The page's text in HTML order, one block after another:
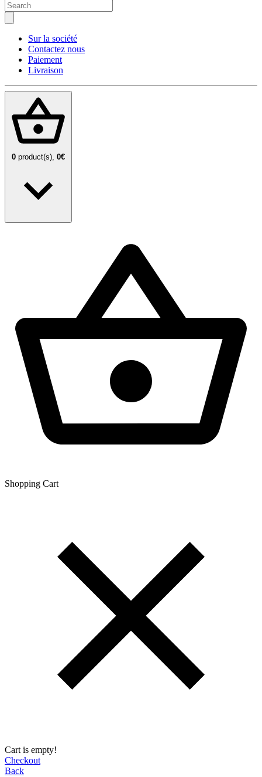
Sur la société
Contactez nous
Paiement
Livraison
0 product(s), 0€
Shopping Сart
Cart is empty!
Checkout
Back